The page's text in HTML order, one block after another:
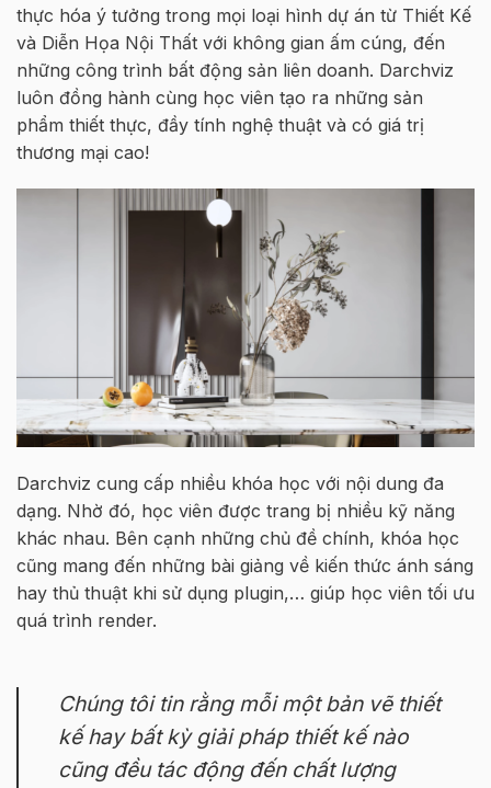
thực hóa ý tưởng trong mọi loại hình dự án từ Thiết Kế
và Diễn Họa Nội Thất với không gian ấm cúng, đến
những công trình bất động sản liên doanh. Darchviz
luôn đồng hành cùng học viên tạo ra những sản
phẩm thiết thực, đầy tính nghệ thuật và có giá trị
thương mại cao!
Darchviz cung cấp nhiều khóa học với nội dung đa
dạng. Nhờ đó, học viên được trang bị nhiều kỹ năng
khác nhau. Bên cạnh những chủ đề chính, khóa học
cũng mang đến những bài giảng về kiến thức ánh sáng
hay thủ thuật khi sử dụng plugin,… giúp học viên tối ưu
quá trình render.
Chúng tôi tin rằng mỗi một bản vẽ thiết
kế hay bất kỳ giải pháp thiết kế nào
cũng đều tác động đến chất lượng